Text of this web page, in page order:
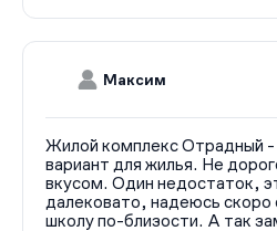
Максим
Жилой комплекс Отрадный -
вариант для жилья. Не
вкусом. Один недостаток,
далековато, надеюсь
школу по-близости. А так